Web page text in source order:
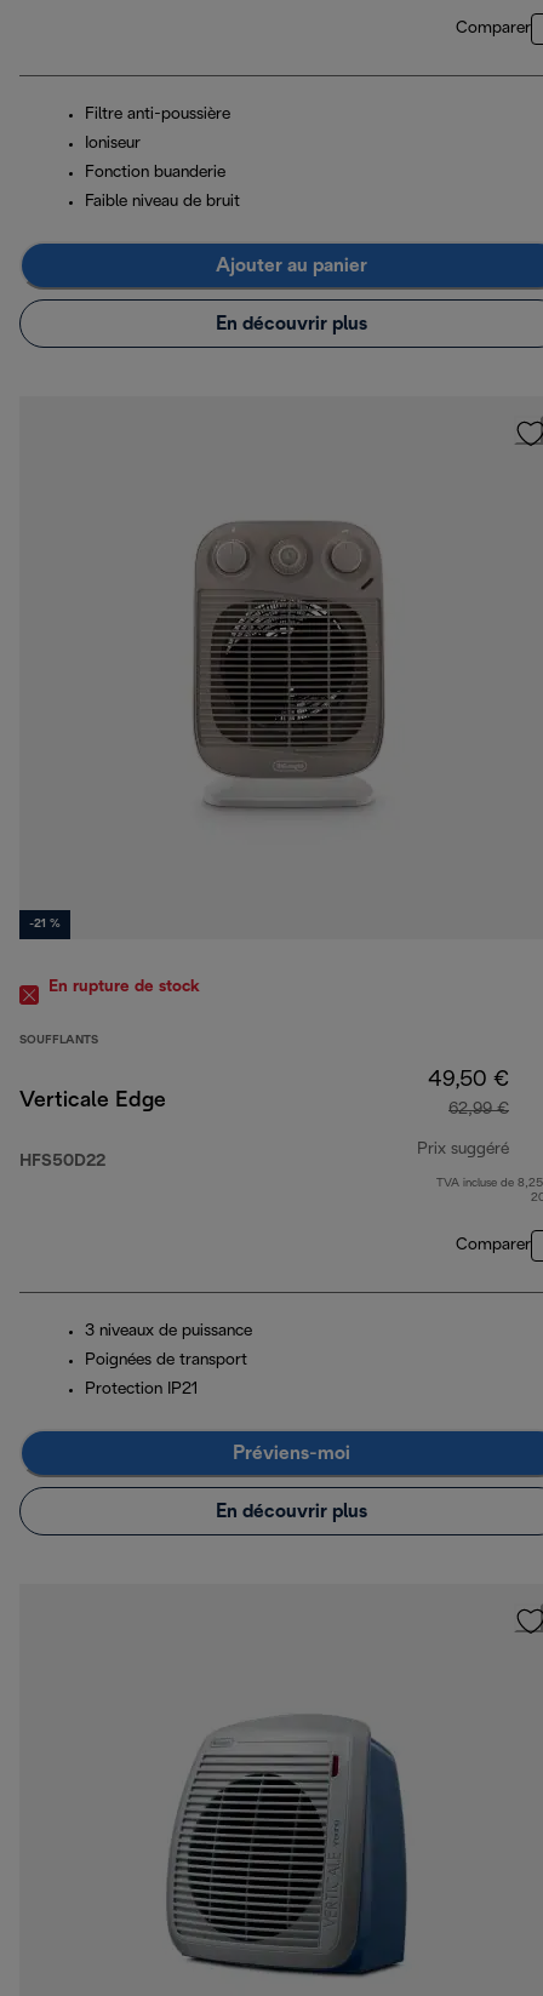
Comparer
Filtre anti-poussière
Ioniseur
Fonction buanderie
Faible niveau de bruit
Ajouter au panier
En découvrir plus
-21 %
En rupture de stock
SOUFFLANTS
Verticale Edge
HFS50D22
49,50 €
62,99 €
Prix suggéré
TVA incluse de
Comparer
3 niveaux de puissance
Poignées de transport
Protection IP21
Préviens-moi
En découvrir plus